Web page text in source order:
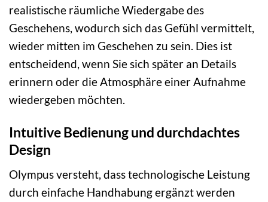
realistische räumliche Wiedergabe des
Geschehens, wodurch sich das Gefühl vermittelt,
wieder mitten im Geschehen zu sein. Dies ist
entscheidend, wenn Sie sich später an Details
erinnern oder die Atmosphäre einer Aufnahme
wiedergeben möchten.
Intuitive Bedienung und durchdachtes
Design
Olympus versteht, dass technologische Leistung
durch einfache Handhabung ergänzt werden